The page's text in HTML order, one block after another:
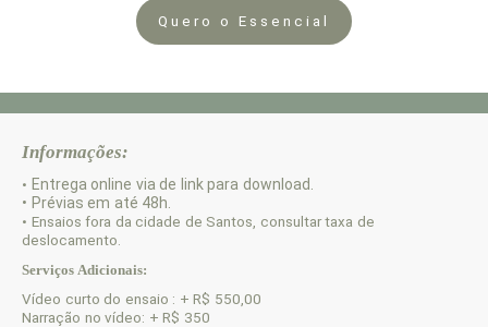
Quero o Essencial
Informações:
• Entrega online via de link para download.
• Prévias em até 48h.
• Ensaios fora da cidade de Santos, consultar taxa de
deslocamento.
Serviços Adicionais:
Vídeo curto do ensaio : + R$ 550,00
Narração no vídeo: + R$ 350